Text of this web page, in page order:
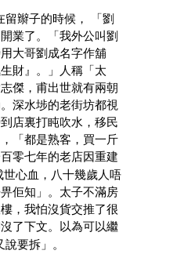
辮子的時候，
「劉
業了。「我外公叫劉
大哥劉成名字作舖
財』。」人稱「太
傑，甫出世就有兩朝
深水埗的老街坊都視
店裏打盹吹水，移民
「都是熟客，買一斤
零七年的老店因重建
世心血，八十幾歲人唔
佢知」。太子不滿房
，我怕沒貨交推了很
了下文。以為可以繼
說要拆」。